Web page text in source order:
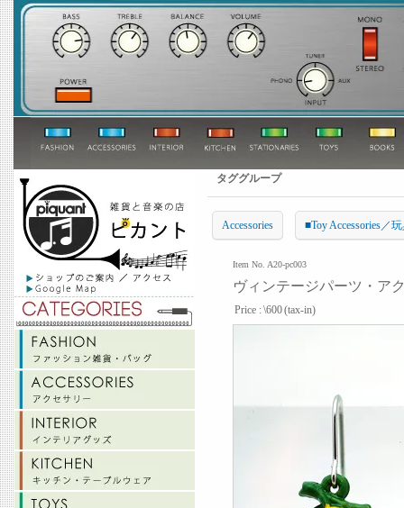
タググループ
Accessories ■Toy Accessories／
Item No. A20-pc003
ヴィンテージパーツ・ア
Price :\600(tax-in)